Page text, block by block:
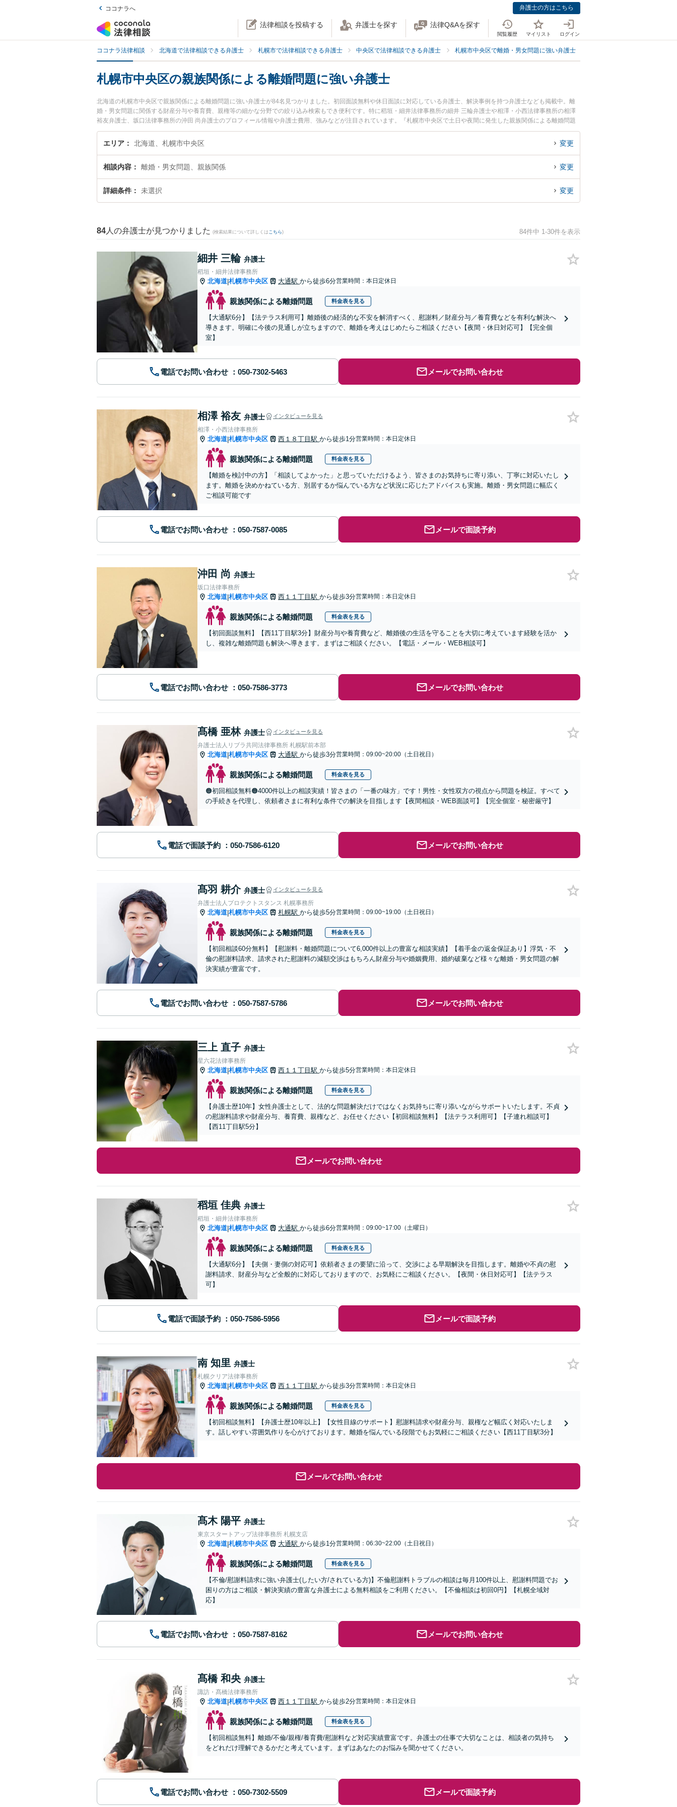
ココナラへ 弁護士の方はこちら
法律相談を投稿する 弁護士を探す 法律Q&Aを探す
閲覧履歴 マイリスト ログイン
ココナラ法律相談 北海道で法律相談できる弁護士 札幌市で法律相談できる弁護士 中央区で法律相談できる弁護士 札幌市中央区で離婚・男女問題に強い弁護士
札幌市中央区の親族関係による離婚問題に強い弁護士
北海道の札幌市中央区で親族関係による離婚問題に強い弁護士が84名見つかりました。初回面談無料や休日面談に対応している弁護士、解決事例を持つ弁護士なども掲載中。離
婚・男女問題に関係する財産分与や養育費、親権等の細かな分野での絞り込み検索もでき便利です。特に稻垣・細井法律事務所の細井 三輪弁護士や相澤・小西法律事務所の相澤
裕友弁護士、坂口法律事務所の沖田 尚弁護士のプロフィール情報や弁護士費用、強みなどが注目されています。『札幌市中央区で土日や夜間に発生した親族関係による離婚問題
のトラブルを今すぐに弁護士に相談したい』『親族関係による離婚問題のトラブル解決の実績豊富な近くの弁護士を検索したい』『初回相談無料で親族関係による離婚問題を法律
相談できる札幌市中央区内の弁護士に相談予約したい』などでお困りの相談者さんにおすすめです。
エリア 北海道、札幌市中央区 変更
相談内容 離婚・男女問題、親族関係 変更
詳細条件 未選択 変更
84 人の弁護士が見つかりました (検索結果について詳しくは こちら) 84件中 1-30件を表示
細井 三輪 弁護士
稻垣・細井法律事務所
北海道|札幌市中央区 大通駅 から徒歩6分営業時間：本日定休日
親族関係による離婚問題 料金表を見る
【大通駅6分】【法テラス利用可】離婚後の経済的な不安を解消すべく、慰謝料／財産分与／養育費などを有利な解決へ
導きます。明確に今後の見通しが立ちますので、離婚を考えはじめたらご相談ください【夜間・休日対応可】【完全個
室】
電話でお問い合わせ メールでお問い合わせ
相澤 裕友 弁護士 インタビューを見る
相澤・小西法律事務所
北海道|札幌市中央区 西１８丁目駅 から徒歩1分営業時間：本日定休日
親族関係による離婚問題 料金表を見る
【離婚を検討中の方】「相談してよかった」と思っていただけるよう、皆さまのお気持ちに寄り添い、丁寧に対応いたし
ます。離婚を決めかねている方、別居するか悩んでいる方など状況に応じたアドバイスも実施。離婚・男女問題に幅広く
ご相談可能です
電話でお問い合わせ メールで面談予約
沖田 尚 弁護士
坂口法律事務所
北海道|札幌市中央区 西１１丁目駅 から徒歩3分営業時間：本日定休日
親族関係による離婚問題 料金表を見る
【初回面談無料】【西11丁目駅3分】財産分与や養育費など、離婚後の生活を守ることを大切に考えています経験を活か
し、複雑な離婚問題も解決へ導きます。まずはご相談ください。【電話・メール・WEB相談可】
電話でお問い合わせ メールでお問い合わせ
髙橋 亜林 弁護士 インタビューを見る
弁護士法人リブラ共同法律事務所 札幌駅前本部
北海道|札幌市中央区 大通駅 から徒歩3分営業時間：09:00~20:00（土日祝日）
親族関係による離婚問題 料金表を見る
🟠初回相談無料🟠4000件以上の相談実績！皆さまの「一番の味方」です！男性・女性双方の視点から問題を検証。すべて
の手続きを代理し、依頼者さまに有利な条件での解決を目指します【夜間相談・WEB面談可】【完全個室・秘密厳守】
電話で面談予約 メールでお問い合わせ
髙羽 耕介 弁護士 インタビューを見る
弁護士法人プロテクトスタンス 札幌事務所
北海道|札幌市中央区 札幌駅 から徒歩5分営業時間：09:00~19:00（土日祝日）
親族関係による離婚問題 料金表を見る
【初回相談60分無料】【慰謝料・離婚問題について6,000件以上の豊富な相談実績】【着手金の返金保証あり】浮気・不
倫の慰謝料請求、請求された慰謝料の減額交渉はもちろん財産分与や婚姻費用、婚約破棄など様々な離婚・男女問題の解
決実績が豊富です。
電話でお問い合わせ メールでお問い合わせ
三上 直子 弁護士
星六花法律事務所
北海道|札幌市中央区 西１１丁目駅 から徒歩5分営業時間：本日定休日
親族関係による離婚問題 料金表を見る
【弁護士歴10年】女性弁護士として、法的な問題解決だけではなくお気持ちに寄り添いながらサポートいたします。不貞
の慰謝料請求や財産分与、養育費、親権など、お任せください【初回相談無料】【法テラス利用可】【子連れ相談可】
【西11丁目駅5分】
メールでお問い合わせ
稻垣 佳典 弁護士
稻垣・細井法律事務所
北海道|札幌市中央区 大通駅 から徒歩6分営業時間：09:00~17:00（土曜日）
親族関係による離婚問題 料金表を見る
【大通駅6分】【夫側・妻側の対応可】依頼者さまの要望に沿って、交渉による早期解決を目指します。離婚や不貞の慰
謝料請求、財産分与など全般的に対応しておりますので、お気軽にご相談ください。【夜間・休日対応可】【法テラス
可】
電話で面談予約 メールで面談予約
南 知里 弁護士
札幌クリア法律事務所
北海道|札幌市中央区 西１１丁目駅 から徒歩3分営業時間：本日定休日
親族関係による離婚問題 料金表を見る
【初回相談無料】【弁護士歴10年以上】【女性目線のサポート】慰謝料請求や財産分与、親権など幅広く対応いたしま
す。話しやすい雰囲気作りを心がけております。離婚を悩んでいる段階でもお気軽にご相談ください【西11丁目駅3分】
メールでお問い合わせ
髙木 陽平 弁護士
東京スタートアップ法律事務所 札幌支店
北海道|札幌市中央区 大通駅 から徒歩1分営業時間：06:30~22:00（土日祝日）
親族関係による離婚問題 料金表を見る
【不倫/慰謝料請求に強い弁護士(したい方/されている方)】不倫慰謝料トラブルの相談は毎月100件以上、慰謝料問題でお
困りの方はご相談・解決実績の豊富な弁護士による無料相談をご利用ください。【不倫相談は初回0円】【札幌全域対
応】
電話でお問い合わせ メールでお問い合わせ
髙橋 和央 弁護士
諏訪・髙橋法律事務所
北海道|札幌市中央区 西１１丁目駅 から徒歩2分営業時間：本日定休日
親族関係による離婚問題 料金表を見る
【初回相談無料】離婚/不倫/親権/養育費/慰謝料など対応実績豊富です。弁護士の仕事で大切なことは、相談者の気持ち
をどれだけ理解できるかだと考えています。まずはあなたのお悩みを聞かせてください。
電話でお問い合わせ メールで面談予約